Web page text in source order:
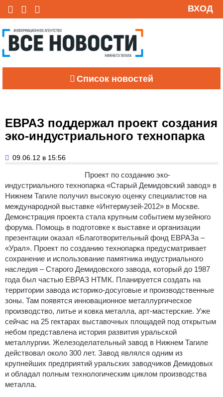
ВХОД
Список новостей
ЕВРАЗ поддержал проект создания
эко-индустриального технопарка
09.06.12 в 15:56
Проект по созданию эко-
индустриального технопарка «Старый Демидовский завод» в
Нижнем Тагиле получил высокую оценку специалистов на
международной выставке «Интермузей-2012» в Москве.
Демонстрация проекта стала крупным событием музейного
форума. Помощь в подготовке к выставке и организации
презентации оказал «Благотворительный фонд ЕВРАЗа –
«Урал». Проект по созданию технопарка предусматривает
сохранение и использование памятника индустриального
наследия – Старого Демидовского завода, который до 1987
года был частью ЕВРАЗ НТМК. Планируется создать на
территории завода историко-досуговые и производственные
зоны. Там появятся инновационное металлургическое
производство, литье и ковка металла, арт-мастерские. Уже
сейчас на 25 гектарах выставочных площадей под открытым
небом представлена история развития уральской
металлургии. Железоделательный завод в Нижнем Тагиле
действовал около 300 лет. Завод являлся одним из
крупнейших предприятий уральских заводчиков Демидовых
и обладал полным технологическим циклом производства
металла.